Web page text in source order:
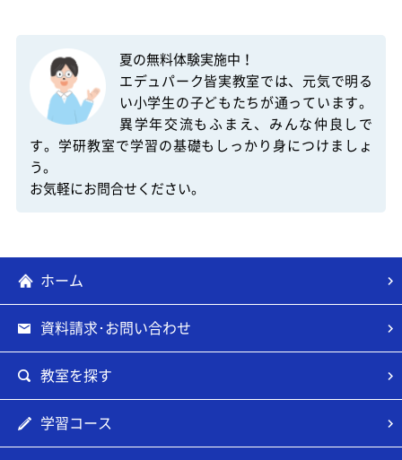
夏の無料体験実施中！
エデュパーク皆実教室では、元気で明る
い小学生の子どもたちが通っています。
異学年交流もふまえ、みんな仲良しで
す。学研教室で学習の基礎もしっかり身につけましょ
う。
お気軽にお問合せください。
ホーム
資料請求･お問い合わせ
教室を探す
学習コース